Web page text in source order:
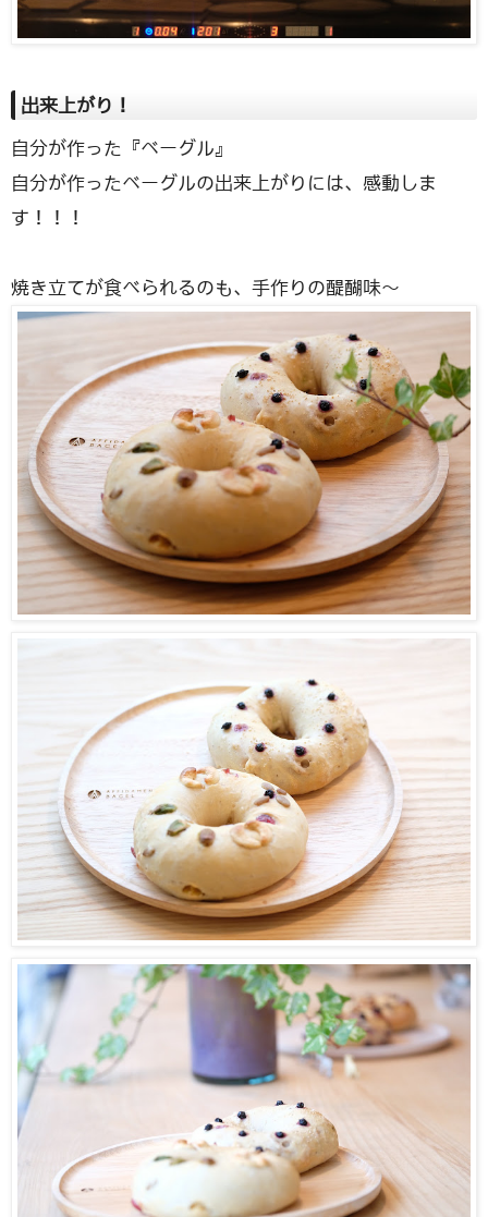
出来上がり！
自分が作った『ベーグル』
自分が作ったベーグルの出来上がりには、感動しま
す！！！
焼き立てが食べられるのも、手作りの醍醐味〜